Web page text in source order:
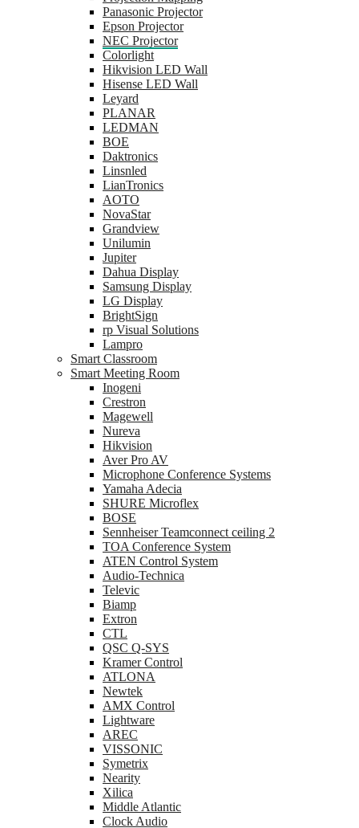
Panasonic Projector
Epson Projector
NEC Projector
Colorlight
Hikvision LED Wall
Hisense LED Wall
Leyard
PLANAR
LEDMAN
BOE
Daktronics
Linsnled
LianTronics
AOTO
NovaStar
Grandview
Unilumin
Jupiter
Dahua Display
Samsung Display
LG Display
BrightSign
rp Visual Solutions
Lampro
Smart Classroom
Smart Meeting Room
Inogeni
Crestron
Magewell
Nureva
Hikvision
Aver Pro AV
Microphone Conference Systems
Yamaha Adecia
SHURE Microflex
BOSE
Sennheiser Teamconnect ceiling 2
TOA Conference System
ATEN Control System
Audio-Technica
Televic
Biamp
Extron
CTL
QSC Q-SYS
Kramer Control
ATLONA
Newtek
AMX Control
Lightware
AREC
VISSONIC
Symetrix
Nearity
Xilica
Middle Atlantic
Clock Audio